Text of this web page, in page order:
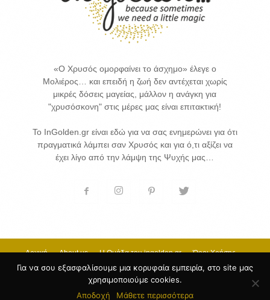
«Ο Χρυσός ομορφαίνει το άσχημο» έλεγε ο
Μολιέρος… και επειδή η ζωή δεν αντέχεται χωρίς
μικρές δόσεις μαγείας, μάλλον η ανάγκη για
"χρυσόσκονη" στις μέρες μας είναι επιτακτική!
Το InGolden.gr είναι εδώ για να σας ενημερώνει για ότι
πραγματικά λάμπει σαν Χρυσός και για ό,τι αξίζει να
έχει λίγο από την λάμψη της Ψυχής μας…
Αρχική About us H Ομάδα του ingolden.gr
Όροι Χρήσης
Επικοινωνία
© 2017 INGOLDEN.GR - HOSTING & CREATE BY
by
Για να σου εξασφαλίσουμε μια κορυφαία εμπειρία, στο site μας
χρησιμοποιούμε cookies.
Αποδοχή
Μάθετε περισσότερα